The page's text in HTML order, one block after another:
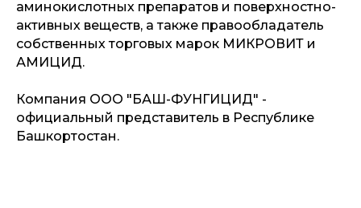
аминокислотных препаратов и поверхностно-
активных веществ, а также правообладатель
собственных торговых марок МИКРОВИТ и
АМИЦИД.
Компания ООО "БАШ-ФУНГИЦИД" -
официальный представитель в Республике
Башкортостан.